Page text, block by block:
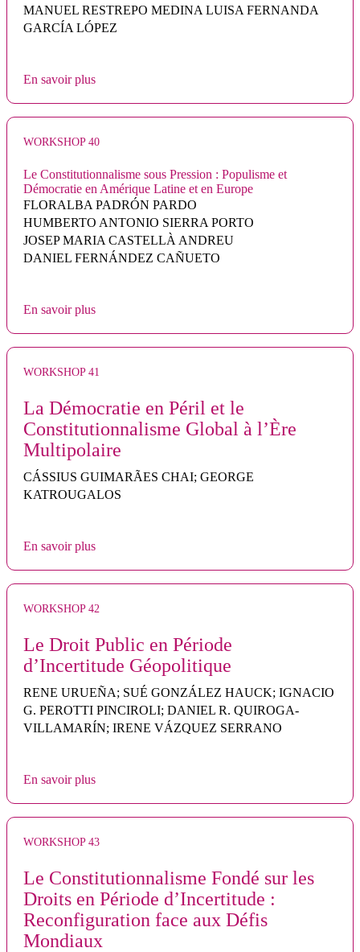
MANUEL RESTREPO MEDINA LUISA FERNANDA
GARCÍA LÓPEZ
En savoir plus
WORKSHOP 40
Le Constitutionnalisme sous Pression : Populisme et
Démocratie en Amérique Latine et en Europe
FLORALBA PADRÓN PARDO
HUMBERTO ANTONIO SIERRA PORTO
JOSEP MARIA CASTELLÀ ANDREU
DANIEL FERNÁNDEZ CAÑUETO
En savoir plus
WORKSHOP 41
La Démocratie en Péril et le
Constitutionnalisme Global à l’Ère
Multipolaire
CÁSSIUS GUIMARÃES CHAI; GEORGE
KATROUGALOS
En savoir plus
WORKSHOP 42
Le Droit Public en Période
d’Incertitude Géopolitique
RENE URUEÑA; SUÉ GONZÁLEZ HAUCK; IGNACIO
G. PEROTTI PINCIROLI; DANIEL R. QUIROGA-
VILLAMARÍN; IRENE VÁZQUEZ SERRANO
En savoir plus
WORKSHOP 43
Le Constitutionnalisme Fondé sur les
Droits en Période d’Incertitude :
Reconfiguration face aux Défis
Mondiaux